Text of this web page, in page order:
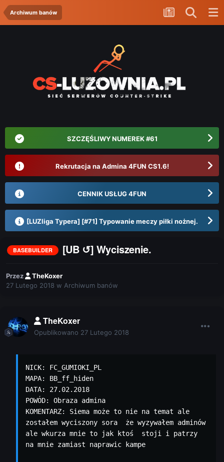
Archiwum banów
SZCZĘŚLIWY NUMEREK #61
Rekrutacja na Admina 4FUN CS1.6!
CENNIK USŁUG 4FUN
[LUZliga Typera] [#71] Typowanie meczy piłki nożnej.
BASEBUILDER [UB ↺] Wyciszenie.
Przez
TheKoxer
27 Lutego 2018 w Archiwum banów
TheKoxer
Opublikowano 27 Lutego 2018
NICK: FC_GUMIOKI_PL
MAPA: BB_ff_hiden
DATA: 27.02.2018
POWÓD: Obraza admina
KOMENTARZ: Siema może to nie na temat ale
zostałem wyciszony sora  że wyzywałem adminów
ale wkurza mnie to jak ktoś  stoji i patrzy
na mnie zamiast naprawic kampe